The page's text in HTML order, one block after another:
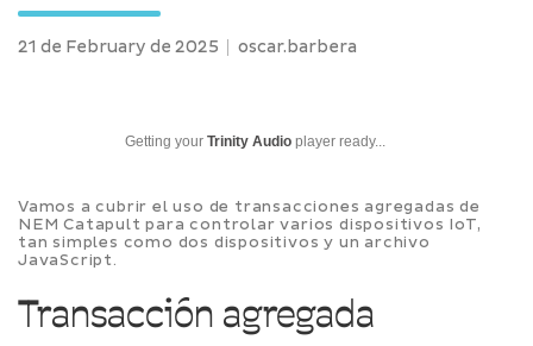
21 de February de 2025 oscar.barbera
Getting your Trinity Audio player ready...
Vamos a cubrir el uso de transacciones agregadas de
NEM Catapult para controlar varios dispositivos IoT,
tan simples como dos dispositivos y un archivo
JavaScript.
Transacción agregada